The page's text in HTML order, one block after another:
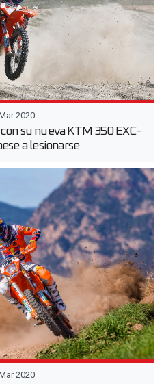
2020
su nueva KTM 350 EXC-
a lesionarse
2020